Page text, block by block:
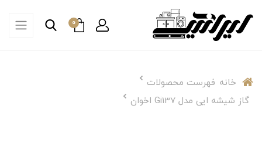
0
خانه فهرست محصولات
گاز شیشه ایی مدل Gi137 اخوان